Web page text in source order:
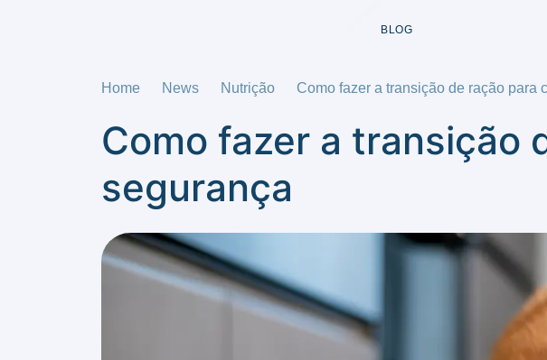
BLOG
Home News Nutrição Como fazer a transição de ração para
Como fazer a transição
segurança